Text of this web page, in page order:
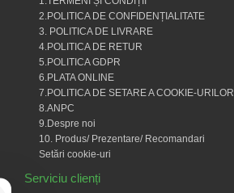
2.POLITICA DE CONFIDENȚIALITATE
3. POLITICA DE LIVRARE
4.POLITICA DE RETUR
5.POLITICA GDPR
6.PLATA ONLINE
7.POLITICA DE SETARE A COOKIE-URILOR
8.ANPC
9.Despre noi
10. Produs/ Prezentare/ Recomandari
Setări cookie-uri
Serviciu clienți